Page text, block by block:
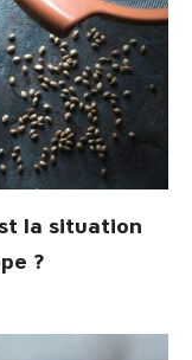
la situation
?